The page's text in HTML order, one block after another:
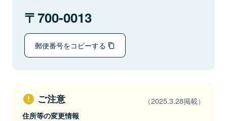
700-0013
郵便番号をコピーする
ご注意 （2025.3.28掲載）
住所等の変更情報